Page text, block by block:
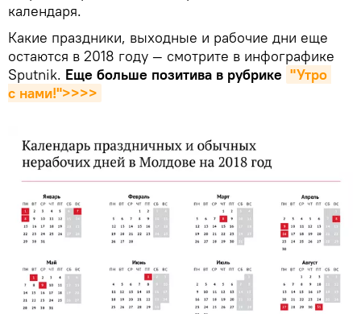
календаря.
Какие праздники, выходные и рабочие дни еще
остаются в 2018 году — смотрите в инфографике
Sputnik. Еще больше позитива в рубрике "Утро
с нами!">>>>